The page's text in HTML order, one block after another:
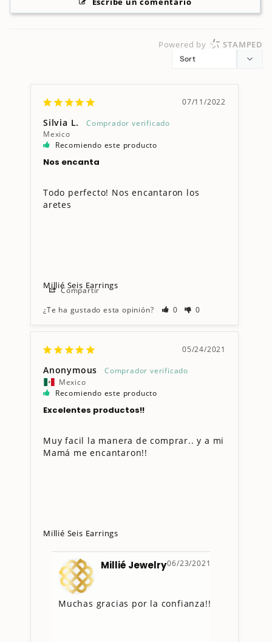
Powered by STAMPED
07/11/2022
Silvia L.
Mexico
Recomiendo este producto
Nos encanta
Todo perfecto! Nos encantaron los
aretes
Millié Seis Earrings
Compartir
¿Te ha gustado esta opinión?
0 0
05/24/2021
Anonymous
Mexico
Recomiendo este producto
Excelentes productos!!
Muy facil la manera de comprar.. y a mi
Mamá me encantaron!!
Millié Seis Earrings
06/23/2021
Millié Jewelry
Muchas gracias por la confianza!!